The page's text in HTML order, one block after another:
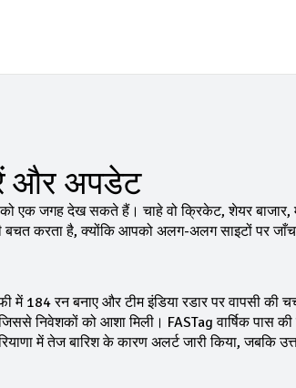
और अपडेट
जगह देख सकते हैं। चाहे वो क्रिकेट, शेयर बाजार,
करता है, क्योंकि आपको अलग-अलग साइटों पर
में 184 रन बनाए और टीम इंडिया रडार पर वापसी की
निवेशकों को आशा मिली। FASTag वार्षिक पास
में तेज बारिश के कारण अलर्ट जारी किया,